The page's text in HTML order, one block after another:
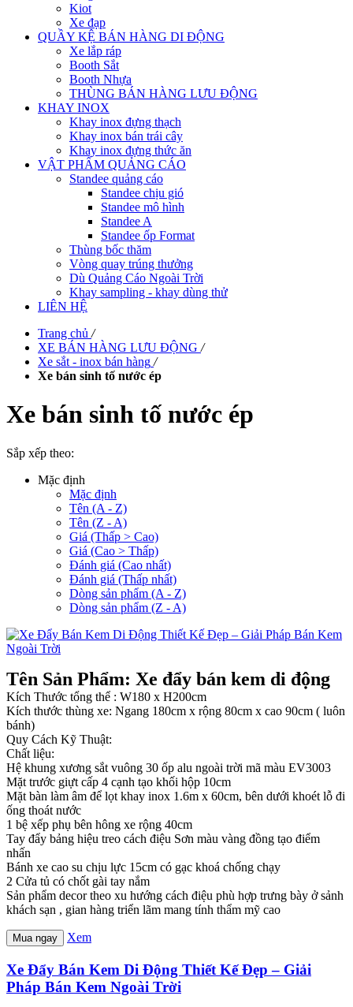
Kiot
Xe đạp
QUẦY KỆ BÁN HÀNG DI ĐỘNG
Xe lắp ráp
Booth Sắt
Booth Nhựa
THÙNG BÁN HÀNG LƯU ĐỘNG
KHAY INOX
Khay inox đựng thạch
Khay inox bán trái cây
Khay inox đựng thức ăn
VẬT PHẨM QUẢNG CÁO
Standee quảng cáo
Standee chịu gió
Standee mô hình
Standee A
Standee ốp Format
Thùng bốc thăm
Vòng quay trúng thưởng
Dù Quảng Cáo Ngoài Trời
Khay sampling - khay dùng thử
LIÊN HỆ
Trang chủ /
XE BÁN HÀNG LƯU ĐỘNG /
Xe sắt - inox bán hàng /
Xe bán sinh tố nước ép
Xe bán sinh tố nước ép
Sắp xếp theo:
Mặc định
Mặc định
Tên (A - Z)
Tên (Z - A)
Giá (Thấp > Cao)
Giá (Cao > Thấp)
Đánh giá (Cao nhất)
Đánh giá (Thấp nhất)
Dòng sản phẩm (A - Z)
Dòng sản phẩm (Z - A)
Tên Sản Phẩm: Xe đẩy bán kem di động
Kích Thước tổng thể : W180 x H200cm
Kích thước thùng xe: Ngang 180cm x rộng 80cm x cao 90cm ( luôn
bánh)
Quy Cách Kỹ Thuật:
Chất liệu:
Hệ khung xương sắt vuông 30 ốp alu ngoài trời mã màu EV3003
Mặt trước giựt cấp 4 cạnh tạo khối hộp 10cm
Mặt bàn làm âm để lọt khay inox 1.6m x 60cm, bên dưới khoét lỗ đi
ống thoát nước
1 bệ xếp phụ bên hông xe rộng 40cm
Tay đẩy bảng hiệu treo cách điệu Sơn màu vàng đồng tạo điểm
nhấn
Bánh xe cao su chịu lực 15cm có gạc khoá chống chạy
2 Cửa tủ có chốt gài tay nắm
Sản phẩm decor theo xu hướng cách điệu phù hợp trưng bày ở sảnh
khách sạn , gian hàng triển lãm mang tính thẩm mỹ cao
Mua ngay Xem
Xe Đẩy Bán Kem Di Động Thiết Kế Đẹp – Giải
Pháp Bán Kem Ngoài Trời